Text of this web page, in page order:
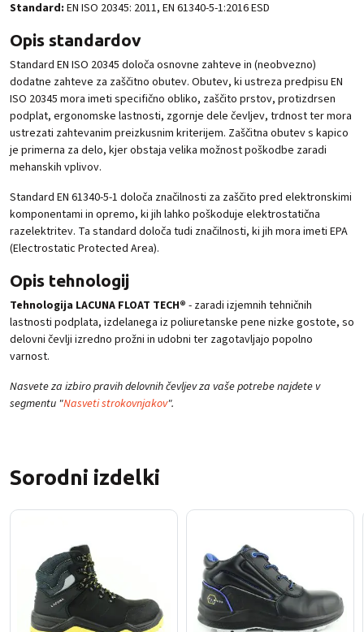
Standard: EN ISO 20345: 2011, EN 61340-5-1:2016 ESD
Opis standardov
Standard EN ISO 20345 določa osnovne zahteve in (neobvezno)
dodatne zahteve za zaščitno obutev. Obutev, ki ustreza predpisu EN
ISO 20345 mora imeti specifično obliko, zaščito prstov, protizdrsen
podplat, ergonomske lastnosti, zgornje dele čevljev, trdnost ter mora
ustrezati zahtevanim preizkusnim kriterijem. Zaščitna obutev s kapico
je primerna za delo, kjer obstaja velika možnost poškodbe zaradi
mehanskih vplivov.
Standard EN 61340-5-1 določa značilnosti za zaščito pred elektronskimi
komponentami in opremo, ki jih lahko poškoduje elektrostatična
razelektritev. Ta standard določa tudi značilnosti, ki jih mora imeti EPA
(Electrostatic Protected Area).
Opis tehnologij
Tehnologija LACUNA FLOAT TECH® - zaradi izjemnih tehničnih
lastnosti podplata, izdelanega iz poliuretanske pene nizke gostote, so
delovni čevlji izredno prožni in udobni ter zagotavljajo popolno
varnost.
Nasvete za izbiro pravih delovnih čevljev za vaše potrebe najdete v
segmentu "Nasveti strokovnjakov".
Sorodni izdelki